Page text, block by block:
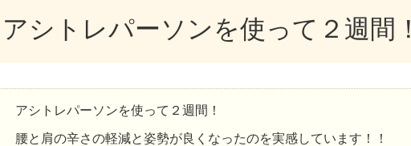
アシトレパーソンを使って２週間！
アシトレパーソンを使って２週間！
腰と肩の辛さの軽減と姿勢が良くなったのを実感しています！！